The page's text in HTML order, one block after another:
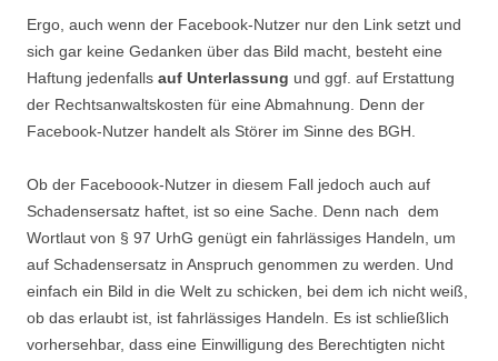
Ergo, auch wenn der Facebook-Nutzer nur den Link setzt und
sich gar keine Gedanken über das Bild macht, besteht eine
Haftung jedenfalls auf Unterlassung und ggf. auf Erstattung
der Rechtsanwaltskosten für eine Abmahnung. Denn der
Facebook-Nutzer handelt als Störer im Sinne des BGH.
Ob der Faceboook-Nutzer in diesem Fall jedoch auch auf
Schadensersatz haftet, ist so eine Sache. Denn nach dem
Wortlaut von § 97 UrhG genügt ein fahrlässiges Handeln, um
auf Schadensersatz in Anspruch genommen zu werden. Und
einfach ein Bild in die Welt zu schicken, bei dem ich nicht weiß,
ob das erlaubt ist, ist fahrlässiges Handeln. Es ist schließlich
vorhersehbar, dass eine Einwilligung des Berechtigten nicht